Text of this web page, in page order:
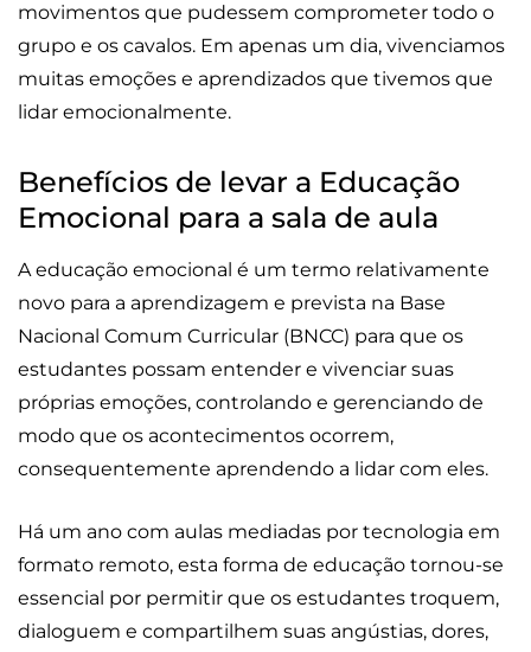
movimentos que pudessem comprometer todo o
grupo e os cavalos. Em apenas um dia, vivenciamos
muitas emoções e aprendizados que tivemos que
lidar emocionalmente.
Benefícios de levar a Educação
Emocional para a sala de aula
A educação emocional é um termo relativamente
novo para a aprendizagem e prevista na Base
Nacional Comum Curricular (BNCC) para que os
estudantes possam entender e vivenciar suas
próprias emoções, controlando e gerenciando de
modo que os acontecimentos ocorrem,
consequentemente aprendendo a lidar com eles.
Há um ano com aulas mediadas por tecnologia em
formato remoto, esta forma de educação tornou-se
essencial por permitir que os estudantes troquem,
dialoguem e compartilhem suas angústias, dores,